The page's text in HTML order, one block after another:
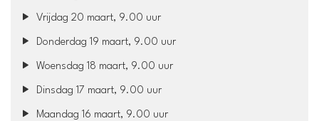
Vrijdag 20 maart, 9.00 uur
Donderdag 19 maart, 9.00 uur
Woensdag 18 maart, 9.00 uur
Dinsdag 17 maart, 9.00 uur
Maandag 16 maart, 9.00 uur